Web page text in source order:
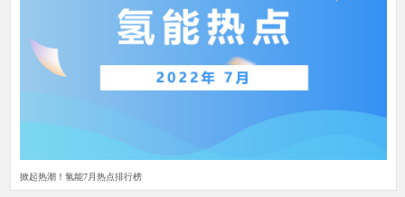
掀起热潮！氢能7月热点排行榜